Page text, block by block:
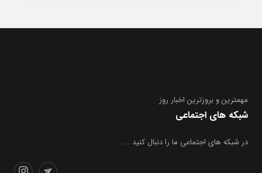
مهمترین و بروز‌ترین اخبار روز
شبکه های اجتماعی
در شبکه های اجتماعی ما را دنبال کنید ...